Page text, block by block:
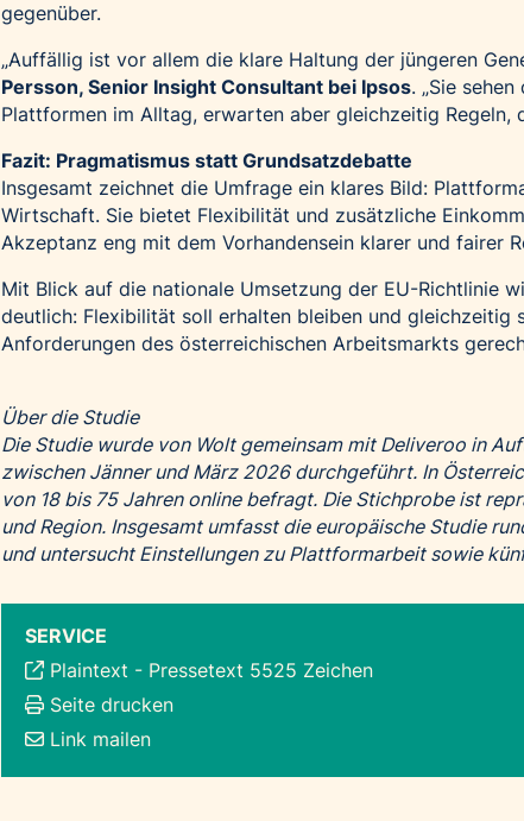
gegenüber.
„Auffällig ist vor allem die klare Haltung der jüngeren
Persson, Senior Insight Consultant bei Ipsos. „Sie
Plattformen im Alltag, erwarten aber gleichzeitig Regeln,
Fazit: Pragmatismus statt Grundsatzdebatte
Insgesamt zeichnet die Umfrage ein klares Bild:
Wirtschaft. Sie bietet Flexibilität und zusätzliche
Akzeptanz eng mit dem Vorhandensein klarer und fairer
Mit Blick auf die nationale Umsetzung der EU-Richtlinie
deutlich: Flexibilität soll erhalten bleiben und gleichzeitig
Anforderungen des österreichischen Arbeitsmarkts
Über die Studie
Die Studie wurde von Wolt gemeinsam mit Deliveroo in
zwischen Jänner und März 2026 durchgeführt. In
von 18 bis 75 Jahren online befragt. Die Stichprobe ist
und Region. Insgesamt umfasst die europäische Studie
und untersucht Einstellungen zu Plattformarbeit sowie
SERVICE
Plaintext - Pressetext 5525 Zeichen
Seite drucken
Link mailen